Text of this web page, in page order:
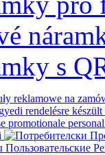
s
reklamowe na
rendelésre
promotionale
Пользовательские